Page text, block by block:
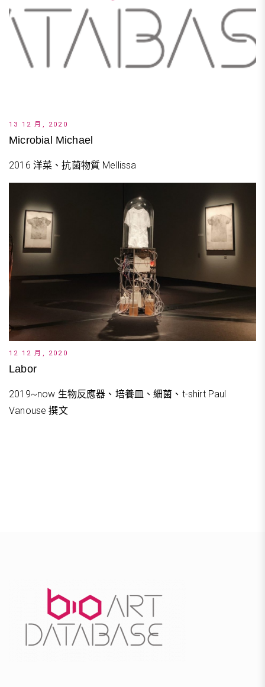
13 12 月, 2020
Microbial Michael
2016 洋菜、抗菌物質 Mellissa
12 12 月, 2020
Labor
2019~now 生物反應器、培養皿、細菌、t-shirt Paul
Vanouse 撰文